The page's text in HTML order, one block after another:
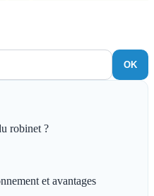
OK
robinet ?
et avantages